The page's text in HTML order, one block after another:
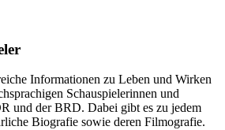
Informationen zu Leben und Wirken
Schauspielerinnen und
und der BRD. Dabei gibt es zu jedem
Biografie sowie deren Filmografie.